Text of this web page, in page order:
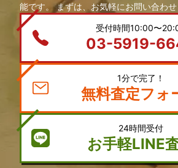
能です。 まずは、お気軽にお問い合わせ
受付時間10:00〜
03-5919-
1分で完了！
無料査定フォ
24時間受付
お手軽LINE